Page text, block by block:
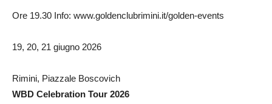
Ore 19.30 Info: www.goldenclubrimini.it/golden-events
19, 20, 21 giugno 2026
Rimini, Piazzale Boscovich
WBD Celebration Tour 2026